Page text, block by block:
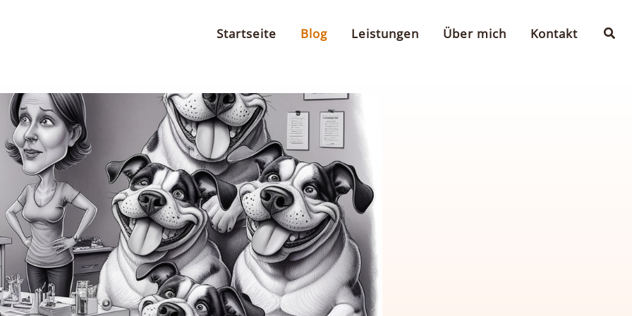
Startseite Blog Leistungen Über mich Kontakt